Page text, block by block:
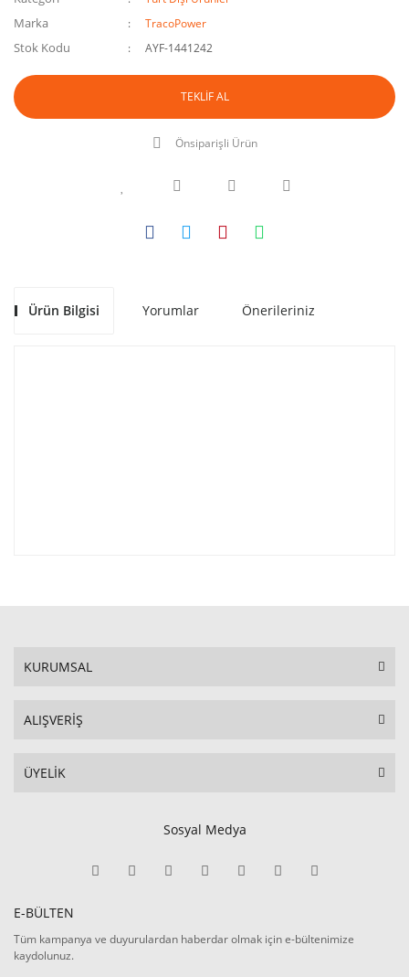
Marka TracoPower
Stok Kodu AYF-1441242
TEKLİF AL
Önsiparişli Ürün
Ürün Bilgisi Yorumlar Önerileriniz
KURUMSAL
ALIŞVERİŞ
ÜYELİK
Sosyal Medya
E-BÜLTEN
Tüm kampanya ve duyurulardan haberdar olmak için e-bültenimize
kaydolunuz.